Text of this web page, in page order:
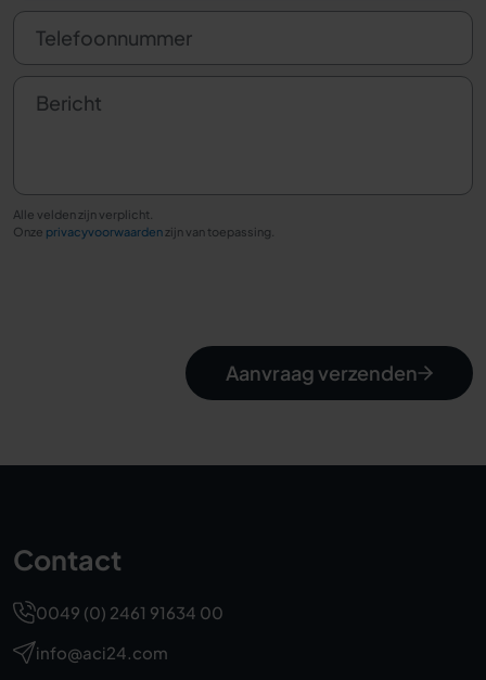
Telefoonnummer
Bericht
Alle velden zijn verplicht.
Onze privacyvoorwaarden zijn van toepassing.
Aanvraag verzenden
Contact
0049 (0) 2461 91634 00
info@aci24.com